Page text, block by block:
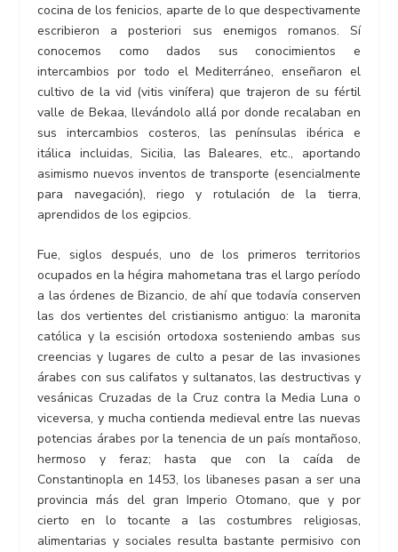
cocina de los fenicios, aparte de lo que despectivamente
escribieron a posteriori sus enemigos romanos. Sí
conocemos como dados sus conocimientos e
intercambios por todo el Mediterráneo, enseñaron el
cultivo de la vid (vitis vinífera) que trajeron de su fértil
valle de Bekaa, llevándolo allá por donde recalaban en
sus intercambios costeros, las penínsulas ibérica e
itálica incluidas, Sicilia, las Baleares, etc., aportando
asimismo nuevos inventos de transporte (esencialmente
para navegación), riego y rotulación de la tierra,
aprendidos de los egipcios.
Fue, siglos después, uno de los primeros territorios
ocupados en la hégira mahometana tras el largo período
a las órdenes de Bizancio, de ahí que todavía conserven
las dos vertientes del cristianismo antiguo: la maronita
católica y la escisión ortodoxa sosteniendo ambas sus
creencias y lugares de culto a pesar de las invasiones
árabes con sus califatos y sultanatos, las destructivas y
vesánicas Cruzadas de la Cruz contra la Media Luna o
viceversa, y mucha contienda medieval entre las nuevas
potencias árabes por la tenencia de un país montañoso,
hermoso y feraz; hasta que con la caída de
Constantinopla en 1453, los libaneses pasan a ser una
provincia más del gran Imperio Otomano, que y por
cierto en lo tocante a las costumbres religiosas,
alimentarias y sociales resulta bastante permisivo con